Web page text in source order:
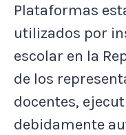
Plataformas
utilizados por
escolar en la
de los
docentes,
debidamente